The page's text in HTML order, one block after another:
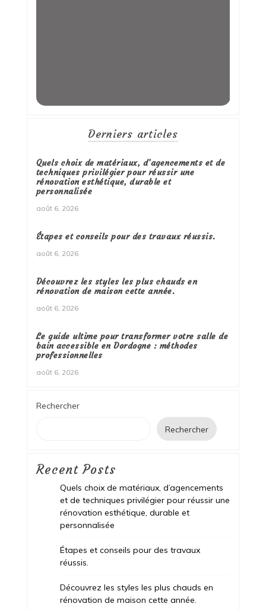
Derniers articles
Quels choix de matériaux, d’agencements et de
techniques privilégier pour réussir une
rénovation esthétique, durable et
personnalisée
août 6, 2026
Étapes et conseils pour des travaux réussis.
août 6, 2026
Découvrez les styles les plus chauds en
rénovation de maison cette année.
août 6, 2026
Le guide ultime pour transformer votre salle de
bain accessible en Dordogne : méthodes
professionnelles
août 6, 2026
Rechercher
Rechercher
Recent Posts
Quels choix de matériaux, d’agencements
et de techniques privilégier pour réussir une
rénovation esthétique, durable et
personnalisée
Étapes et conseils pour des travaux
réussis.
Découvrez les styles les plus chauds en
rénovation de maison cette année.